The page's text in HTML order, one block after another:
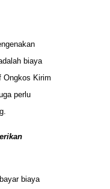
biaya
Ongkos Kirim
perlu
biaya